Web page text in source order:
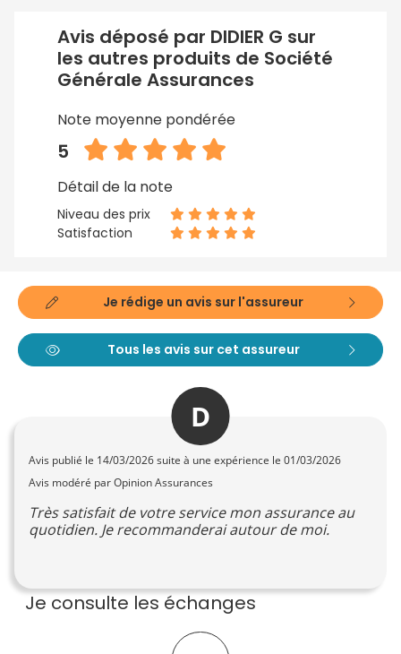
Avis déposé par DIDIER G sur
les autres produits de Société
Générale Assurances
Note moyenne pondérée
5
Détail de la note
Niveau des prix
Satisfaction
Je rédige un avis sur l'assureur
Tous les avis sur cet assureur
D
Avis publié le 14/03/2026suite à une expérience le 01/03/2026
Avis modéré par Opinion Assurances
Très satisfait de votre service mon assurance au
quotidien. Je recommanderai autour de moi.
Je consulte les échanges